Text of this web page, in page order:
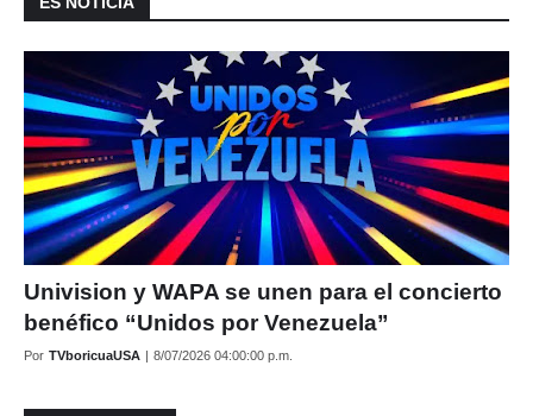
Univision y WAPA se unen para el concierto
benéfico “Unidos por Venezuela”
Por TVboricuaUSA | 8/07/2026 04:00:00 p.m.